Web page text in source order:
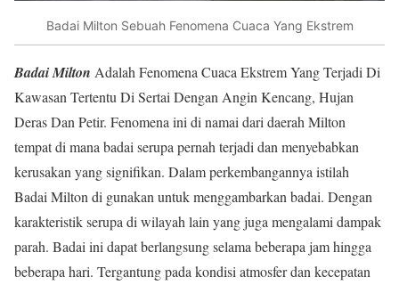
Badai Milton Sebuah Fenomena Cuaca Yang Ekstrem
Badai Milton Adalah Fenomena Cuaca Ekstrem Yang Terjadi Di
Kawasan Tertentu Di Sertai Dengan Angin Kencang, Hujan
Deras Dan Petir. Fenomena ini di namai dari daerah Milton
tempat di mana badai serupa pernah terjadi dan menyebabkan
kerusakan yang signifikan. Dalam perkembangannya istilah
Badai Milton di gunakan untuk menggambarkan badai. Dengan
karakteristik serupa di wilayah lain yang juga mengalami dampak
parah. Badai ini dapat berlangsung selama beberapa jam hingga
beberapa hari. Tergantung pada kondisi atmosfer dan kecepatan